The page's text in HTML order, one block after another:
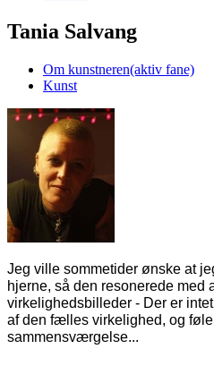
Tania Salvang
Om kunstneren(aktiv fane)
Kunst
Jeg ville sommetider ønske at
hjerne, så den resonerede med
virkelighedsbilleder - Der er
af den fælles virkelighed, og
sammensværgelse...